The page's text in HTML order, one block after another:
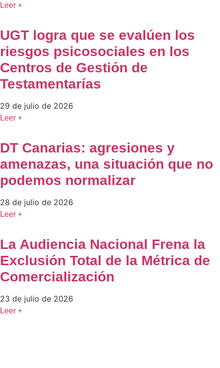
Leer +
UGT logra que se evalúen los
riesgos psicosociales en los
Centros de Gestión de
Testamentarías
29 de julio de 2026
Leer +
DT Canarias: agresiones y
amenazas, una situación que no
podemos normalizar
28 de julio de 2026
Leer +
La Audiencia Nacional Frena la
Exclusión Total de la Métrica de
Comercialización
23 de julio de 2026
Leer +